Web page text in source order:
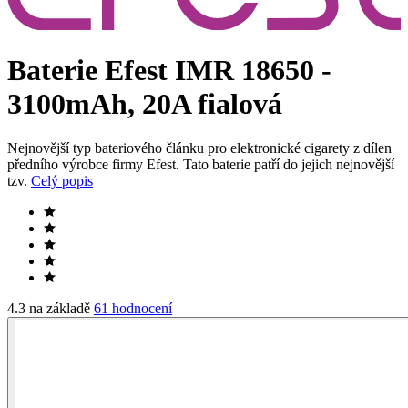
Baterie Efest IMR 18650 -
3100mAh, 20A fialová
Nejnovější typ bateriového článku pro elektronické cigarety z dílen
předního výrobce firmy Efest. Tato baterie patří do jejich nejnovější
tzv. Celý popis
4.3 na základě 61 hodnocení